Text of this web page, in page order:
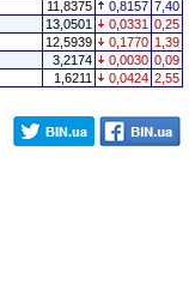
11,8375 0,8157 7,40
13,0501 0,0331 0,25
12,5939 0,1770 1,39
3,2174 0,0030 0,09
1,6211 0,0424 2,55